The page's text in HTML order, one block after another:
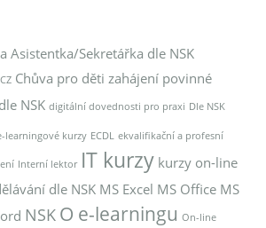
Asistentka/Sekretářka dle NSK
Chůva pro děti zahájení povinné
NSK digitální dovednosti pro praxi Dle NSK
learningové kurzy ECDL ekvalifikační a profesní
Interní lektor IT kurzy kurzy on-line
dle NSK MS Excel MS Office MS
NSK O e-learningu On-line